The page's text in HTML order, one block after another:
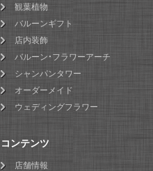
観葉植物
バルーンギフト
店内装飾
バルーン・フラワーアーチ
シャンパンタワー
オーダーメイド
ウェディングフラワー
コンテンツ
店舗情報